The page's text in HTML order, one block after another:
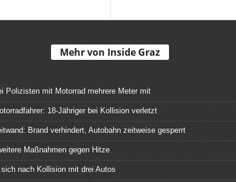
Mehr von Inside Graz
Polizisten mit Motorrad mehrere Meter mit
18-Jähriger bei Kollision verletzt
Brand verhindert, Autobahn zeitweise gesperrt
Maßnahmen gegen Hitze
nach Kollision mit drei Autos